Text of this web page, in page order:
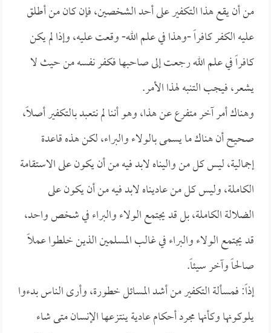
من أن يقع هذا التكفير على أحد الشخصين، فإن كان من أطلق
عليه الكفر كافراً -وهذا في علم الله- وقعت عليه، وإذا لم يكن
كافراً في علم الله رجعت إلى صاحبها فكفر نفسه من حيث لا
يشعر، فيجب التنبه لهذا الأمر.
وهناك أمر آخر متفرع عن هذا، وهو أننا لم نتعبد بالتكفير أصلاً،
صحيح أن هناك ما يسمى بالولاء والبراء، لكن هذه قاعدة
إجمالية، ليس كل من واليناه لابد فيه من أن يكون على الاستقامة
الكاملة، وليس كل من عاديناه لابد فيه من أن يكون على
الضلالة الكاملة، بل قد يجتمع الولاء والبراء في شخص واحد،
قد يجتمع الولاء والبراء في غالب المسلمين الذين خلطوا عملاً
صالحاً وآخر سيئاً.
إذاً: فمسألة التكفير من أشد المسائل خطورة، وأرى الناس بدءوا
يلوكونها وكأنها مجرد أحكام عادية ينتزعها الإنسان متى شاء